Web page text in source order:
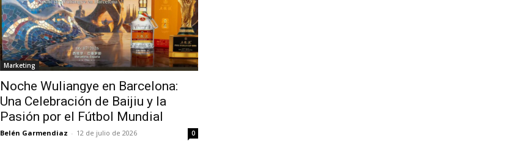
Marketing
Noche Wuliangye en Barcelona:
Una Celebración de Baijiu y la
Pasión por el Fútbol Mundial
Belén Garmendiaz - 12 de julio de 2026 0